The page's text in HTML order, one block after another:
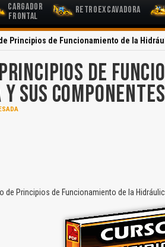
Cargador
Frontal
Retroexcavadora
Principios de Funcionamiento de la
DE
SUS COMPONENTES
de Principios de Funcionamiento de la